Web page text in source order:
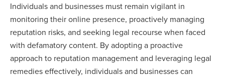
Individuals and businesses must remain vigilant in
monitoring their online presence, proactively managing
reputation risks, and seeking legal recourse when faced
with defamatory content. By adopting a proactive
approach to reputation management and leveraging legal
remedies effectively, individuals and businesses can